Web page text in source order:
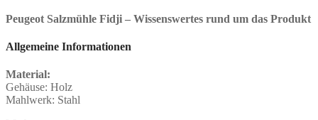
Peugeot Salzmühle Fidji – Wissenswertes rund um das Produkt
Allgemeine Informationen
Material:
Gehäuse: Holz
Mahlwerk: Stahl